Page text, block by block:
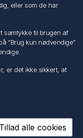
eller som de har
samtykke til brugen af
"Brug kun nødvendige"
er det ikke sikkert, at
Tillad alle cookies